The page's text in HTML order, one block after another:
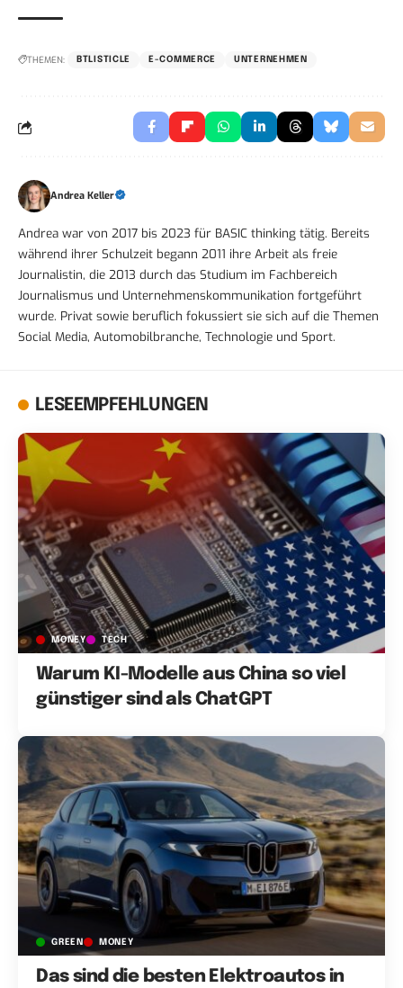
THEMEN: BTLISTICLE E-COMMERCE UNTERNEHMEN
Andrea Keller
Andrea war von 2017 bis 2023 für BASIC thinking tätig. Bereits
während ihrer Schulzeit begann 2011 ihre Arbeit als freie
Journalistin, die 2013 durch das Studium im Fachbereich
Journalismus und Unternehmenskommunikation fortgeführt
wurde. Privat sowie beruflich fokussiert sie sich auf die Themen
Social Media, Automobilbranche, Technologie und Sport.
LESEEMPFEHLUNGEN
MONEY TECH
Warum KI-Modelle aus China so viel
günstiger sind als ChatGPT
GREEN MONEY
Das sind die besten Elektroautos in